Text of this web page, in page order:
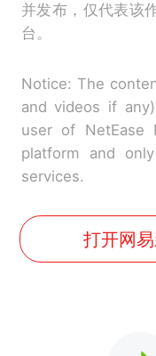
并发布，仅代表该
台。
Notice: The
and videos if
user of NetEase
platform and
services.
打开网